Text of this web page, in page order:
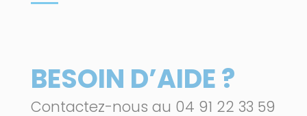
BESOIN D’AIDE ?
Contactez-nous au 04 91 22 33 59